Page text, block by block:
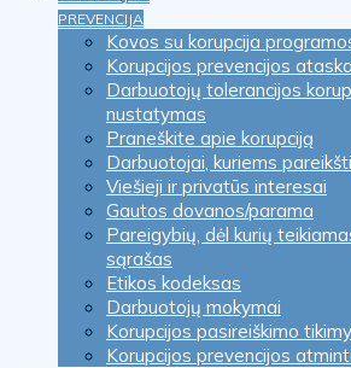
PREVENCIJA
Kovos su korupcija
Korupcijos prevencijos
Darbuotojų tolerancijos
nustatymas
Praneškite apie korupciją
Darbuotojai, kuriems
Viešieji ir privatūs interesai
Gautos dovanos/parama
Pareigybių, dėl kurių
sąrašas
Etikos kodeksas
Darbuotojų mokymai
Korupcijos pasireiškimo
Korupcijos prevencijos